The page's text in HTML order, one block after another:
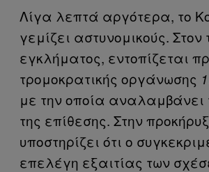
Λίγα λεπτά αργότερα, το
γεμίζει αστυνομικούς. Στον
εγκλήματος, εντοπίζεται
τρομοκρατικής οργάνωσης
με την οποία αναλαμβάνει
της επίθεσης. Στην
υποστηρίζει ότι ο
επελέγη εξαιτίας των